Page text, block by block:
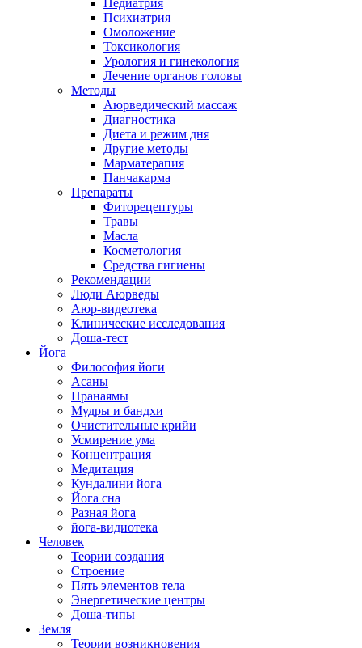
Педиатрия
Психиатрия
Омоложение
Токсикология
Урология и гинекология
Лечение органов головы
Методы
Аюрведический массаж
Диагностика
Диета и режим дня
Другие методы
Марматерапия
Панчакарма
Препараты
Фиторецептуры
Травы
Масла
Косметология
Средства гигиены
Рекомендации
Люди Аюрведы
Аюр-видеотека
Клинические исследования
Доша-тест
Йога
Философия йоги
Асаны
Пранаямы
Мудры и бандхи
Очистительные крийи
Усмирение ума
Концентрация
Медитация
Кундалини йога
Йога сна
Разная йога
йога-видиотека
Человек
Теории создания
Строение
Пять элементов тела
Энергетические центры
Доша-типы
Земля
Теории возникновения